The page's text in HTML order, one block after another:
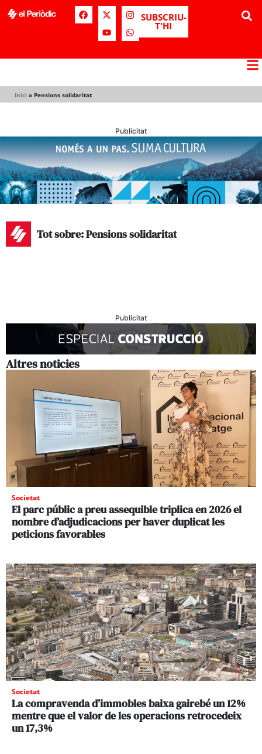
SUBSCRIU-
T'HI
Inici » Pensions solidaritat
Publicitat
Tot sobre: Pensions solidaritat
Publicitat
Altres noticies
Societat
El parc públic a preu assequible triplica en 2026 el
nombre d’adjudicacions per haver duplicat les
peticions favorables
Societat
La compravenda d’immobles baixa gairebé un 12%
mentre que el valor de les operacions retrocedeix
un 17,3%